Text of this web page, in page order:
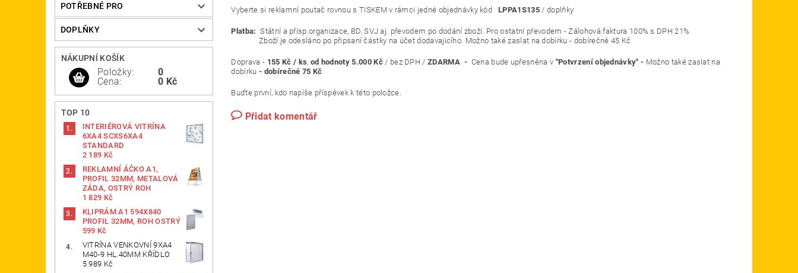
POTŘEBNÉ PRO
DOPLŇKY
NÁKUPNÍ KOŠÍK
Položky:
Cena:
0
0 Kč
TOP 10
INTERIÉROVÁ VITRÍNA
6XA4 SCXS6XA4
STANDARD
2 189 Kč
REKLAMNÍ ÁČKO A1,
PROFIL 32MM, METALOVÁ
ZÁDA, OSTRÝ ROH
1 829 Kč
KLIPRÁM A1 594X840
PROFIL 32MM, ROH OSTRÝ
599 Kč
VITRÍNA VENKOVNÍ 9XA4
M40-9 HL.40MM KŘÍDLO
5 989 Kč
Vyberte si reklamní poutač rovnou s TISKEM v rámci jedné objednávky kódLPPA1S135/ doplňky
Platba: Státní a přísp.organizace, BD, SVJ aj. převodem po dodání zboží. Pro ostatní převodem - Zálohová faktura 100% s DPH 21%
Zboží je odesláno po připsaní částky na účet dodavajicího. Možno také zaslat na dobírku - dobírečné 45 Kč
Doprava - 155 Kč / ks, od hodnoty 5.000 Kč / bez DPH /ZDARMA - Cena bude upřesněna v "Potvrzení objednávky" - Možno také zaslat na
dobírku - dobírečné 75 Kč
Buďte první, kdo napíše příspěvek k této položce.
Přidat komentář